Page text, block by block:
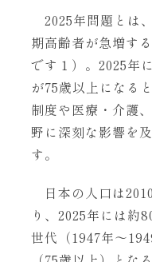
2025年問題とは
期高齢者が急増す
です１）。2025年
が75歳以上になる
制度や医療・介護
野に深刻な影響を
す。
日本の人口は
り、2025年には約
世代（1947年〜